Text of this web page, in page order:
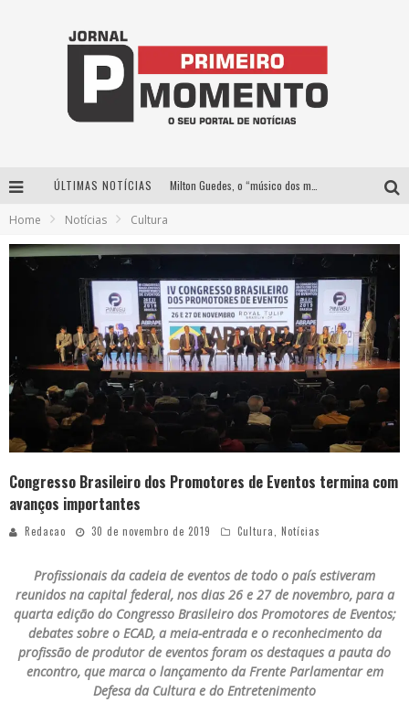
ÚLTIMAS NOTÍCIAS
Com ingressos esgotados desde junho, Churrasquinho Menos é Mais agita BH na próxima semana
De BH para o mundo: conheça a stylist mineira por trás de turnês e campanhas globais
Home Notícias Cultura
Congresso Brasileiro dos Promotores de Eventos termina com
avanços importantes
Redacao 30 de novembro de 2019 Cultura, Notícias
Profissionais da cadeia de eventos de todo o país estiveram
reunidos na capital federal, nos dias 26 e 27 de novembro, para a
quarta edição do Congresso Brasileiro dos Promotores de Eventos;
debates sobre o ECAD, a meia-entrada e o reconhecimento da
profissão de produtor de eventos foram os destaques a pauta do
encontro, que marca o lançamento da Frente Parlamentar em
Defesa da Cultura e do Entretenimento